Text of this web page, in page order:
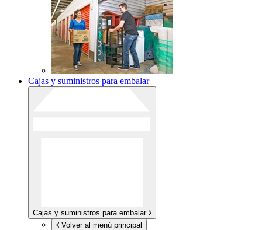
Cajas y suministros para embalar
Cajas y suministros para embalar
Volver al menú principal